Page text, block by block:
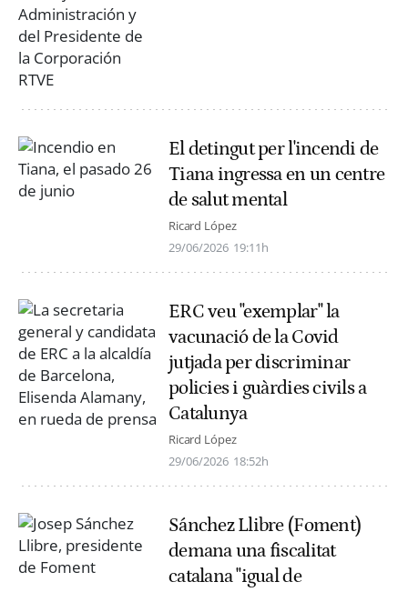
El detingut per l'incendi de
Tiana ingressa en un centre
de salut mental
Ricard López
29/06/2026 19:11h
ERC veu "exemplar" la
vacunació de la Covid
jutjada per discriminar
policies i guàrdies civils a
Catalunya
Ricard López
29/06/2026 18:52h
Sánchez Llibre (Foment)
demana una fiscalitat
catalana "igual de